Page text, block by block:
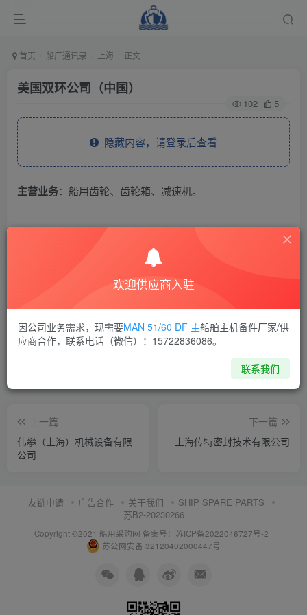
首页 船厂通讯录 上海 正文
美国双环公司（中国）
102 5
隐藏内容，请登录后查看
主营业务：船用齿轮、齿轮箱、减速机。
THE END
喜欢就支持一下吧
上一篇
伟攀（上海）机械设备有限
公司
下一篇
上海传特密封技术有限公司
友链申请 广告合作 关于我们
SHIP SPARE PARTS
苏B2-20230266
Copyright ©2021 船用采购网 备案号：苏ICP备2022046727号-2
苏公网安备 32120402000447号
欢迎供应商入驻
因公司业务需求，现需要MAN 51/60 DF 主船舶主机备件厂家/供
应商合作，联系电话（微信）：15722836086。
联系我们